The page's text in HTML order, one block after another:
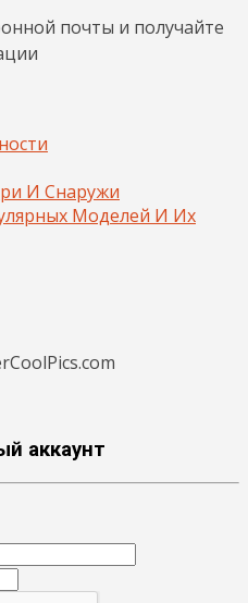
почты и получайте
И Снаружи
Моделей И Их
аккаунт